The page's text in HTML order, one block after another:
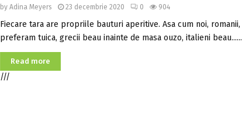
by Adina Meyers 23 decembrie 2020 0 904
Fiecare tara are propriile bauturi aperitive. Asa cum noi, romanii,
preferam tuica, grecii beau inainte de masa ouzo, italieni beau......
Read more
///